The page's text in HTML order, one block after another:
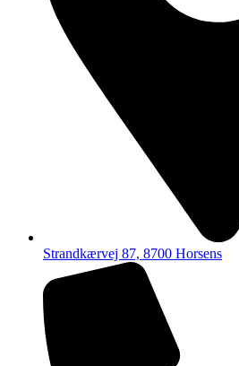
Strandkærvej 87, 8700 Horsens